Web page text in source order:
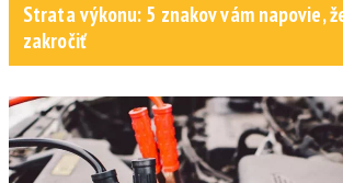
Strata výkonu: 5 znakov vám napovie,
zakročiť